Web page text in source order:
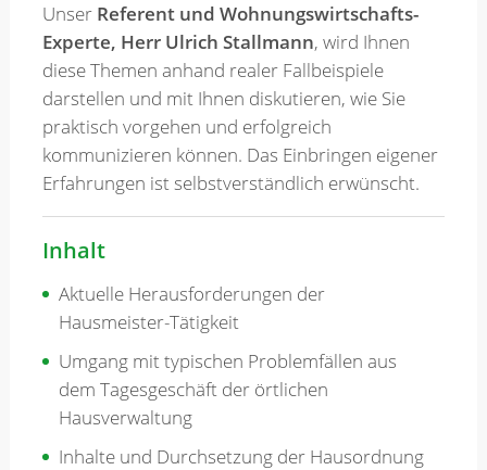
Unser Referent und Wohnungswirtschafts-
Experte, Herr Ulrich Stallmann, wird Ihnen
diese Themen anhand realer Fallbeispiele
darstellen und mit Ihnen diskutieren, wie Sie
praktisch vorgehen und erfolgreich
kommunizieren können. Das Einbringen eigener
Erfahrungen ist selbstverständlich erwünscht.
Inhalt
Aktuelle Herausforderungen der
Hausmeister-Tätigkeit
Umgang mit typischen Problemfällen aus
dem Tagesgeschäft der örtlichen
Hausverwaltung
Inhalte und Durchsetzung der Hausordnung